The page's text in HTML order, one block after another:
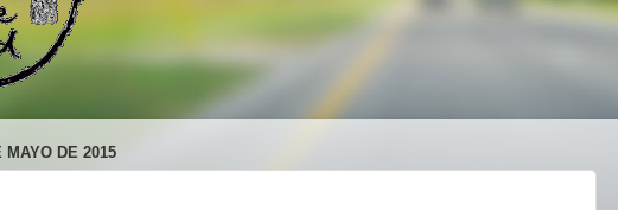
MAYO DE 2015